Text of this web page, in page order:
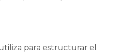
para estructurar el